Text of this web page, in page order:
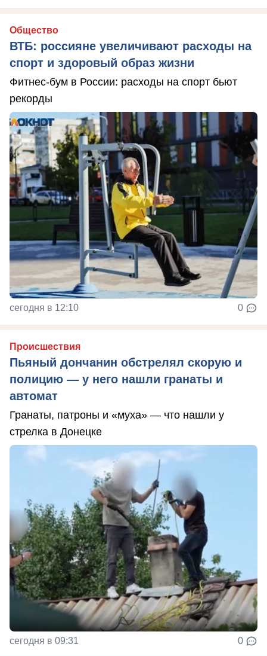
Общество
ВТБ: россияне увеличивают расходы на
спорт и здоровый образ жизни
Фитнес-бум в России: расходы на спорт бьют
рекорды
сегодня в 12:10 0
Происшествия
Пьяный дончанин обстрелял скорую и
полицию — у него нашли гранаты и
автомат
Гранаты, патроны и «муха» — что нашли у
стрелка в Донецке
сегодня в 09:31 0